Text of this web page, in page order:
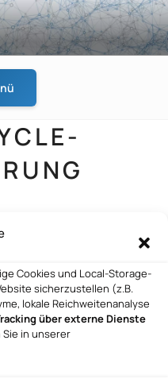
Cookies und Local-Storage-
sicherzustellen (z.B.
lokale Reichweitenanalyse
über externe Dienste
in unserer
KBD
UG
KBD